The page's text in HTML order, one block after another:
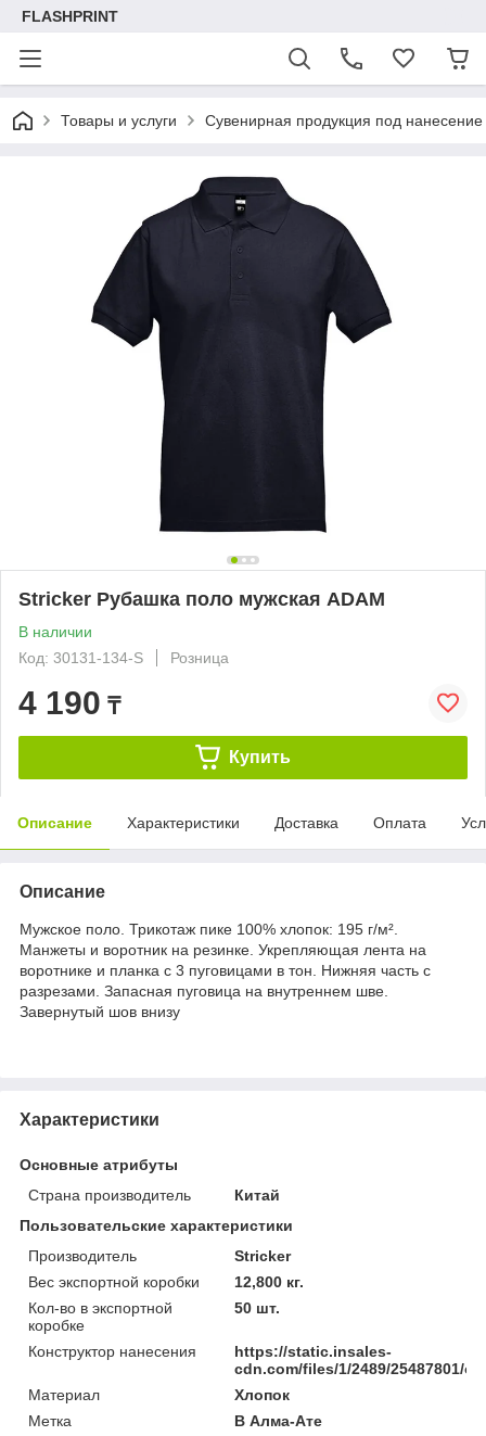
FLASHPRINT
Товары и услуги Сувенирная продукция под нанесение
Stricker Рубашка поло мужская ADAM
В наличии
Код: 30131-134-S
Розница
4 190 ₸
Купить
Описание Характеристики Доставка Оплата
Описание
Мужское поло. Трикотаж пике 100% хлопок: 195 г/м².
Манжеты и воротник на резинке. Укрепляющая лента на
воротнике и планка c 3 пуговицами в тон. Нижняя часть с
разрезами. Запасная пуговица на внутреннем шве.
Завернутый шов внизу
Характеристики
Основные атрибуты
Страна производитель
Китай
Пользовательские характеристики
Производитель
Stricker
Вес экспортной коробки
12,800 кг.
Кол-во в экспортной
коробке
50 шт.
Конструктор нанесения
https://static.insales-
cdn.com/files/1/2489/25487801/
Материал
Хлопок
Метка
В Алма-Ате